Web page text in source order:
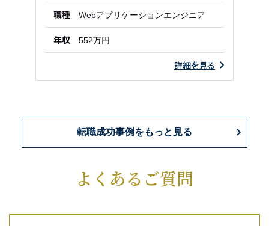
職種 Webアプリケーションエンジニア
年収 552万円
詳細を見る
転職成功事例をもっと見る
よくあるご質問